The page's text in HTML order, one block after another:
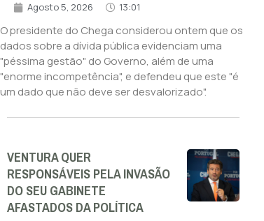
Agosto 5, 2026 13:01
O presidente do Chega considerou ontem que os
dados sobre a dívida pública evidenciam uma
"péssima gestão" do Governo, além de uma
"enorme incompetência", e defendeu que este "é
um dado que não deve ser desvalorizado".
VENTURA QUER
RESPONSÁVEIS PELA INVASÃO
DO SEU GABINETE
AFASTADOS DA POLÍTICA